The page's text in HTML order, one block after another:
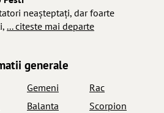
neașteptați, dar foarte
... citeste mai departe
generale
Gemeni
Rac
Balanta
Scorpion